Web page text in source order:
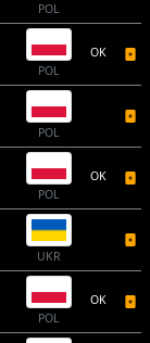
POL
POL
OK
POL
POL
OK
UKR
POL
OK